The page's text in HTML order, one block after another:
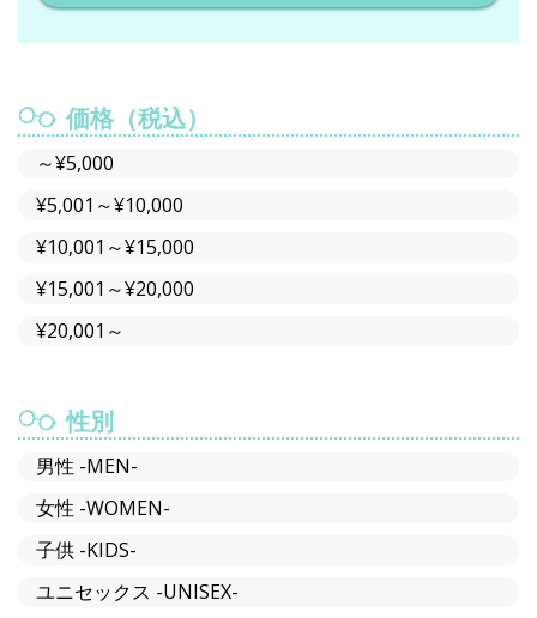
価格（税込）
～¥5,000
¥5,001～¥10,000
¥10,001～¥15,000
¥15,001～¥20,000
¥20,001～
性別
男性 -MEN-
女性 -WOMEN-
子供 -KIDS-
ユニセックス -UNISEX-